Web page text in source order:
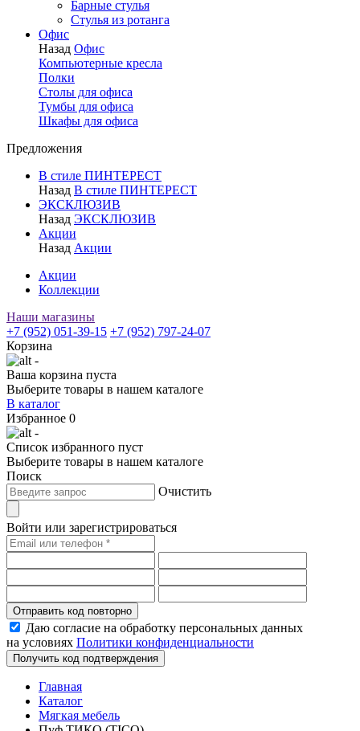
Барные стулья
Стулья из ротанга
Офис
Назад Офис
Компьютерные кресла
Полки
Столы для офиса
Тумбы для офиса
Шкафы для офиса
Предложения
В стиле ПИНТЕРЕСТ
Назад В стиле ПИНТЕРЕСТ
ЭКСКЛЮЗИВ
Назад ЭКСКЛЮЗИВ
Акции
Назад Акции
Акции
Коллекции
Наши магазины
+7 (952) 051-39-15 +7 (952) 797-24-07
Корзина
-
Ваша корзина пуста
Выберите товары в нашем каталоге
В каталог
Избранное 0
-
Список избранного пуст
Выберите товары в нашем каталоге
Поиск
Очистить
Войти или зарегистрироваться
Отправить код повторно
Даю согласие на обработку персональных данных
на условиях Политики конфиденциальности
Получить код подтверждения
Главная
Каталог
Мягкая мебель